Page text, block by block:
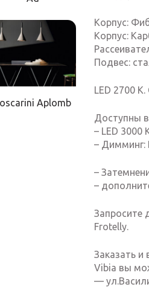
Aplomb
Корпус:
Корпус:
Подвес:
LED 2700
Доступны
– LED 3000
– Димминг:
–
–
Запросите
Frotelly.
Заказать и
Vibia вы
—